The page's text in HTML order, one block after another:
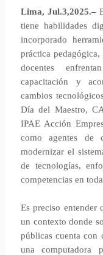
Lima, Jul.3,2025.–
tiene habilidades
incorporado
práctica
docentes
capacitación y
cambios
Día del Maestro,
IPAE Acción
como agentes de
modernizar el
de tecnologías,
competencias en
Es preciso entender
un contexto donde
públicas cuenta con
una computadora